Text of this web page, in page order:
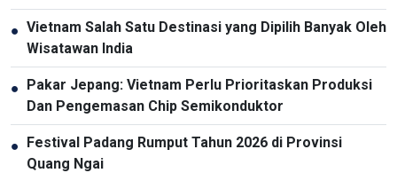
Selandia Baru
● Vietnam Salah Satu Destinasi yang Dipilih Banyak Oleh
Wisatawan India
● Pakar Jepang: Vietnam Perlu Prioritaskan Produksi
Dan Pengemasan Chip Semikonduktor
● Festival Padang Rumput Tahun 2026 di Provinsi
Quang Ngai